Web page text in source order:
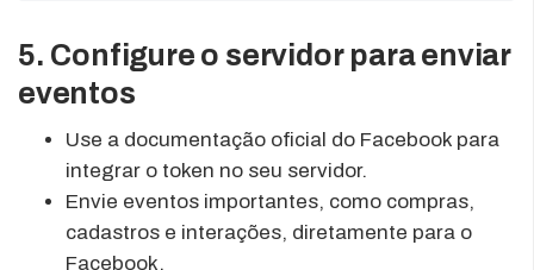
5. Configure o servidor para enviar
eventos
Use a documentação oficial do Facebook para
integrar o token no seu servidor.
Envie eventos importantes, como compras,
cadastros e interações, diretamente para o
Facebook.